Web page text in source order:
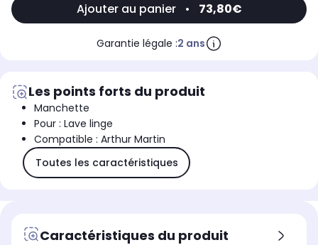
Ajouter au panier • 73,80€
Garantie légale :2 ans
Les points forts du produit
Manchette
Pour : Lave linge
Compatible : Arthur Martin
Toutes les caractéristiques
Caractéristiques du produit